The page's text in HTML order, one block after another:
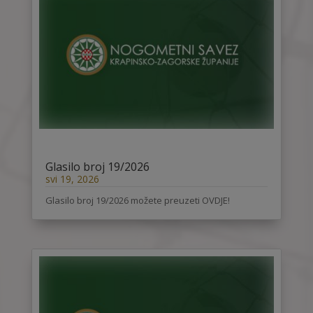
Glasilo broj 19/2026
svi 19, 2026
Glasilo broj 19/2026 možete preuzeti OVDJE!